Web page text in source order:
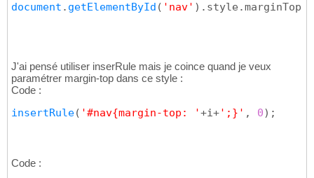
document . getElementById ( 'nav' ) .style.marginTop
J'ai pensé utiliser inserRule mais je coince quand je veux
paramétrer margin-top dans ce style :
Code :
insertRule( '#nav{margin-top: '+i+';}' , 0) ;
Code :